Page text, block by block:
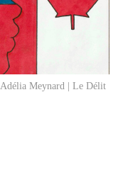
Adélia Meynard | Le Délit